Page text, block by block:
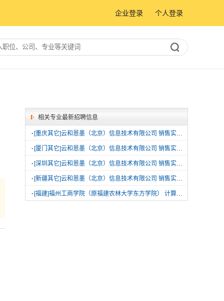
企业登录 个人登录
相关专业最新招聘信息
· [重庆其它]云和恩墨（北京）信息技术有限公司 销售实习生
· [厦门其它]云和恩墨（北京）信息技术有限公司 销售实习生
· [深圳其它]云和恩墨（北京）信息技术有限公司 销售实习生
· [新疆其它]云和恩墨（北京）信息技术有限公司 销售实习生
· [福建]福州工商学院（原福建农林大学东方学院） 计算机类专业教师